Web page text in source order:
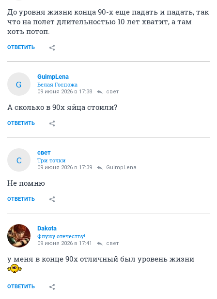
До уровня жизни конца 90-х еще падать и падать, так
что на полет длительностью 10 лет хватит, а там
хоть потоп.
ОТВЕТИТЬ
G
GuimpLena
Белая Госпожа
09 июня 2026 в 17:38 свет
А сколько в 90х яйца стоили?
ОТВЕТИТЬ
С
свет
Три точки
09 июня 2026 в 17:39 GuimpLena
Не помню
ОТВЕТИТЬ
Dаkota
Флужу отечеству!
09 июня 2026 в 17:41 свет
у меня в конце 90х отличный был уровень жизни
ОТВЕТИТЬ